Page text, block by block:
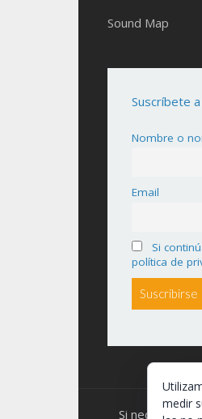
Sound Map
Suscríbete
Nombre o
Email
Si
política de
Si necesitas
medir